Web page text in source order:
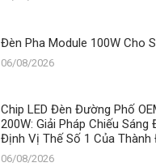
Đèn Pha Module 100W Cho
06/08/2026
Chip LED Đèn Đường Phố
200W: Giải Pháp Chiếu Sáng
Định Vị Thế Số 1 Của Thành
06/08/2026